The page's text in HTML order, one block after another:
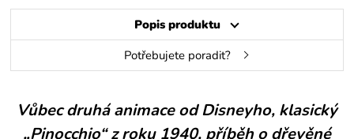
Popis produktu
Potřebujete poradit?
Vůbec druhá animace od Disneyho, klasický
„Pinocchio“ z roku 1940, příběh o dřevěné